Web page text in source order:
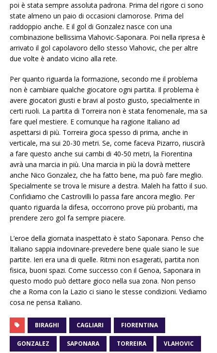
poi è stata sempre assoluta padrona. Prima del rigore ci sono
state almeno un paio di occasioni clamorose. Prima del
raddoppio anche. E il gol di Gonzalez nasce con una
combinazione bellissima Vlahovic-Saponara. Poi nella ripresa è
arrivato il gol capolavoro dello stesso Vlahovic, che per altre
due volte è andato vicino alla rete.
Per quanto riguarda la formazione, secondo me il problema
non è cambiare qualche giocatore ogni partita. Il problema è
avere giocatori giusti e bravi al posto giusto, specialmente in
certi ruoli. La partita di Torreira non è stata fenomenale, ma sa
fare quel mestiere. E comunque ha ragione Italiano ad
aspettarsi di più. Torreira gioca spesso di prima, anche in
verticale, ma sui 20-30 metri. Se, come faceva Pizarro, riuscirà
a fare questo anche sui cambi di 40-50 metri, la Fiorentina
avrà una marcia in più. Una marcia in più la dovrà mettere
anche Nico Gonzalez, che ha fatto bene, ma può fare meglio.
Specialmente se trova le misure a destra. Maleh ha fatto il suo.
Confidiamo che Castrovilli lo passa fare ancora meglio. Per
quanto riguarda la difesa, occorrono prove più probanti, ma
prendere zero gol fa sempre piacere.
L’eroe della giornata inaspettato è stato Saponara. Penso che
Italiano sappia indovinare-prevedere bene quale siano le sue
partite. Ieri era una di quelle. Ritmi non esagerati, partita non
fisica, buoni spazi. Come successo con il Genoa, Saponara in
questo modo può dettare gioco nella sua zona. Non penso
che a Roma con la Lazio ci siano le stesse condizioni. Vediamo
cosa ne pensa Italiano.
BIRAGHI CAGLIARI FIORENTINA
GONZALEZ SAPONARA TORREIRA VLAHOVIC